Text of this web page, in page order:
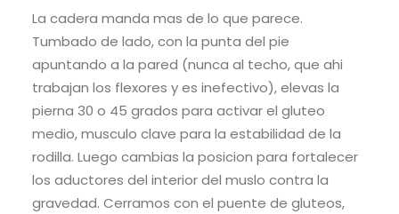
La cadera manda mas de lo que parece.
Tumbado de lado, con la punta del pie
apuntando a la pared (nunca al techo, que ahi
trabajan los flexores y es inefectivo), elevas la
pierna 30 o 45 grados para activar el gluteo
medio, musculo clave para la estabilidad de la
rodilla. Luego cambias la posicion para fortalecer
los aductores del interior del muslo contra la
gravedad. Cerramos con el puente de gluteos,